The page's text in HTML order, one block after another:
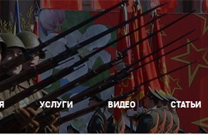
УСЛУГИ ВИДЕО СТАТЬИ